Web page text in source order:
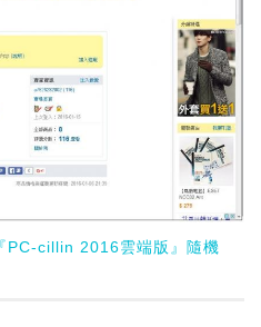
PC-cillin 2016雲端版』隨機